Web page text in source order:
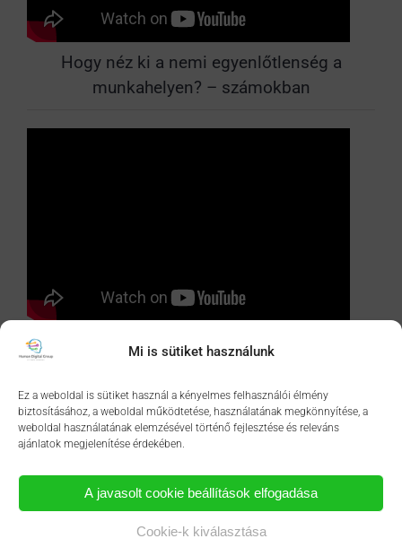
Mi is sütiket használunk
Ez a weboldal is sütiket használ a kényelmes felhasználói élmény
biztosításához, a weboldal működtetése, használatának megkönnyítése, a
weboldal használatának elemzésével történő fejlesztése és releváns
ajánlatok megjelenítése érdekében.
A javasolt cookie beállítások elfogadása
Cookie-k kiválasztása
Hogy néz ki a nemi egyenlőtlenség a
munkahelyen? – számokban
Mindfulness: eddzük a tudatunkat, hogy a